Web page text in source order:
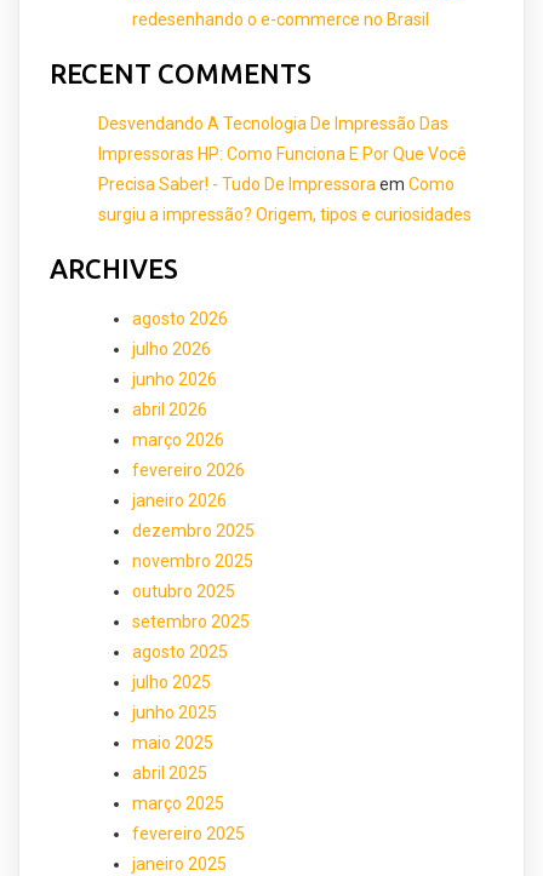
redesenhando o e-commerce no Brasil
RECENT COMMENTS
Desvendando A Tecnologia De Impressão Das
Impressoras HP: Como Funciona E Por Que Você
Precisa Saber! - Tudo De Impressora em Como
surgiu a impressão? Origem, tipos e curiosidades
ARCHIVES
agosto 2026
julho 2026
junho 2026
abril 2026
março 2026
fevereiro 2026
janeiro 2026
dezembro 2025
novembro 2025
outubro 2025
setembro 2025
agosto 2025
julho 2025
junho 2025
maio 2025
abril 2025
março 2025
fevereiro 2025
janeiro 2025